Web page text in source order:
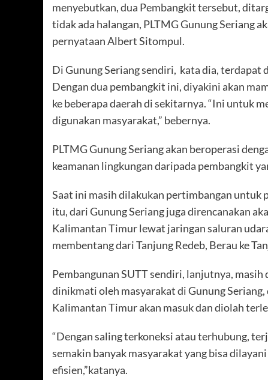
menyebutkan, dua Pembangkit tersebut,
tidak ada halangan, PLTMG Gunung Seriang
pernyataan Albert Sitompul.
Di Gunung Seriang sendiri, kata dia, terdapat
Dengan dua pembangkit ini, diyakini akan
ke beberapa daerah di sekitarnya. “Ini untuk
digunakan masyarakat,” bebernya.
PLTMG Gunung Seriang akan beroperasi
keamanan lingkungan daripada pembangkit
Saat ini masih dilakukan pertimbangan untuk
itu, dari Gunung Seriang juga direncanakan
Kalimantan Timur lewat jaringan saluran
membentang dari Tanjung Redeb, Berau ke
Pembangunan SUTT sendiri, lanjutnya,
dinikmati oleh masyarakat di Gunung
Kalimantan Timur akan masuk dan diolah
“Dengan saling terkoneksi atau terhubung,
semakin banyak masyarakat yang bisa
efisien,”katanya.